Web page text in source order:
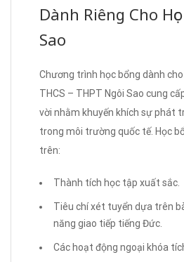
Dành Riêng Cho
Sao
Chương trình học bổng dành
THCS – THPT Ngôi Sao cung
vời nhằm khuyến khích sự phát
trong môi trường quốc tế. Học
trên:
Thành tích học tập xuất sắc.
Tiêu chí xét tuyển dựa trên
năng giao tiếp tiếng Đức.
Các hoạt động ngoại khóa